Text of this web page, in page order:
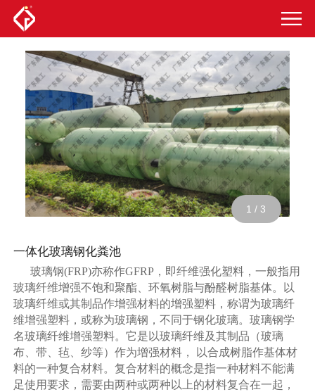
1 / 3
一体化玻璃钢化粪池
玻璃钢(FRP)亦称作GFRP，即纤维强化塑料，一般指用
玻璃纤维增强不饱和聚酯、环氧树脂与酚醛树脂基体。以
玻璃纤维或其制品作增强材料的增强塑料，称谓为玻璃纤
维增强塑料，或称为玻璃钢，不同于钢化玻璃。玻璃钢学
名玻璃纤维增强塑料。它是以玻璃纤维及其制品（玻璃
布、带、毡、纱等）作为增强材料， 以合成树脂作基体材
料的一种复合材料。复合材料的概念是指一种材料不能满
足使用要求，需要由两种或两种以上的材料复合在一起，